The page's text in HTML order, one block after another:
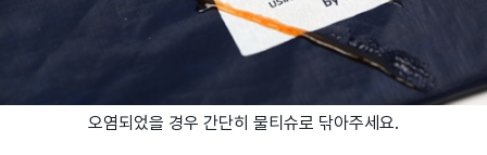
오염되었을 경우 간단히 물티슈로 닦아주세요.